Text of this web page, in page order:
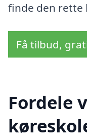
finde den rette
Få tilbud,
Fordele